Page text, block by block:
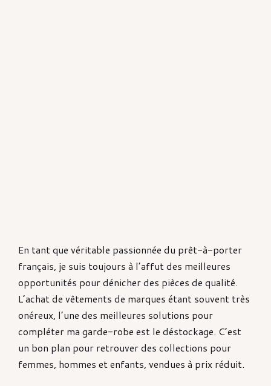
En tant que véritable passionnée du prêt-à-porter
français, je suis toujours à l’affut des meilleures
opportunités pour dénicher des pièces de qualité.
L’achat de vêtements de marques étant souvent très
onéreux, l’une des meilleures solutions pour
compléter ma garde-robe est le déstockage. C’est
un bon plan pour retrouver des collections pour
femmes, hommes et enfants, vendues à prix réduit.